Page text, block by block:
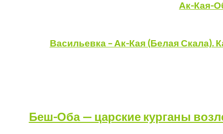
Ак-Кая-
Васильевка – Ак-Кая (Белая Скала).
Беш-Оба — царские курганы